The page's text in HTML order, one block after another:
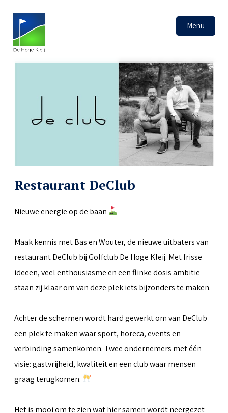
Menu
Restaurant DeClub
Nieuwe energie op de baan
Maak kennis met Bas en Wouter, de nieuwe uitbaters van
restaurant DeClub bij Golfclub De Hoge Kleij. Met frisse
ideeën, veel enthousiasme en een flinke dosis ambitie
staan zij klaar om van deze plek iets bijzonders te maken.
Achter de schermen wordt hard gewerkt om van DeClub
een plek te maken waar sport, horeca, events en
verbinding samenkomen. Twee ondernemers met één
visie: gastvrijheid, kwaliteit en een club waar mensen
graag terugkomen.
Het is mooi om te zien wat hier samen wordt neergezet